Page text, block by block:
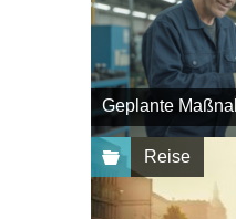
Geplante
Reise